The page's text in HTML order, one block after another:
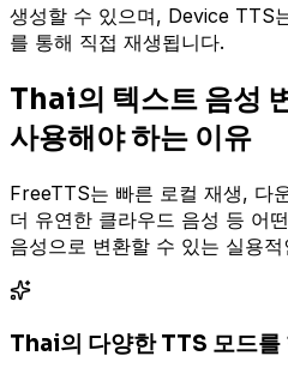
생성할 수 있으며, Device TTS
를 통해 직접 재생됩니다.
Thai의 텍스트 음성
사용해야 하는 이유
FreeTTS는 빠른 로컬 재생, 다
더 유연한 클라우드 음성 등 어
음성으로 변환할 수 있는 실용
Thai의 다양한 TTS 모드를